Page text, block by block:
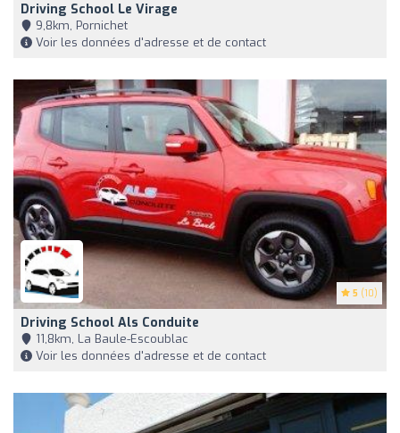
Driving School Le Virage
9,8km, Pornichet
Voir les données d'adresse et de contact
5 (10)
Driving School Als Conduite
11,8km, La Baule-Escoublac
Voir les données d'adresse et de contact